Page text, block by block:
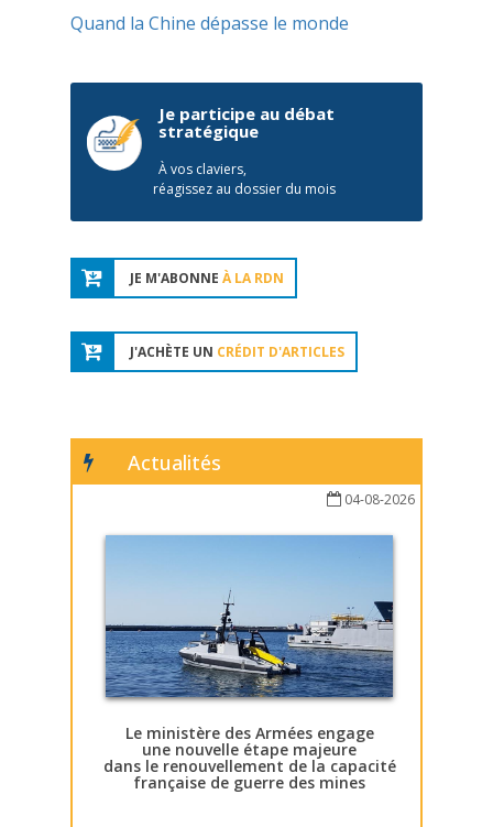
Quand la Chine dépasse le monde
Je participe au débat
stratégique
À vos claviers,
réagissez au dossier du mois
JE M'ABONNE À LA RDN
J'ACHÈTE UN CRÉDIT D'ARTICLES
Actualités
04-08-2026
Le ministère des Armées engage
une nouvelle étape majeure
dans le renouvellement de la capacité
française de guerre des mines